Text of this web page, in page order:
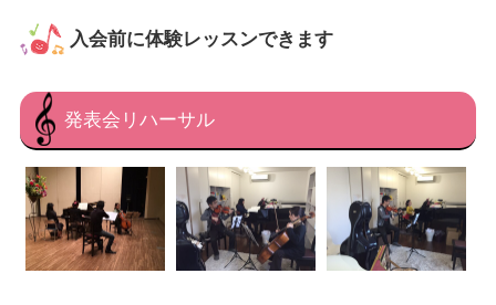
入会前に体験レッスンできます
発表会リハーサル